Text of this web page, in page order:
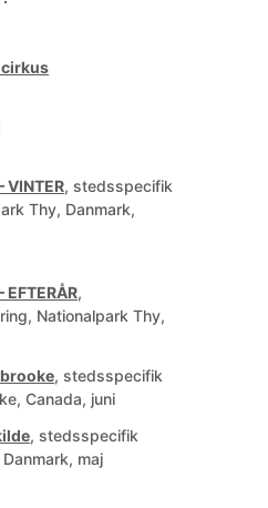
VINTER, stedsspecifik
Thy, Danmark,
EFTERÅR,
Nationalpark Thy,
, stedsspecifik
Canada, juni
, stedsspecifik
maj